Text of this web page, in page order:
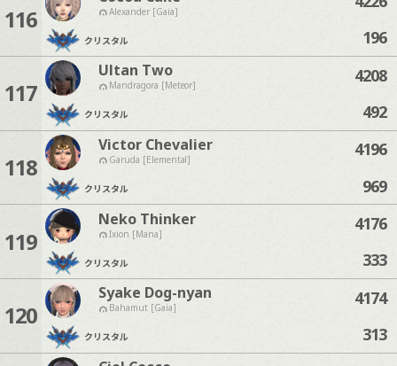
116 Alexander [Gaia]
クリスタル
196
117
Ultan Two
Mandragora [Meteor]
クリスタル
4208
492
118
Victor Chevalier
Garuda [Elemental]
クリスタル
4196
969
119
Neko Thinker
Ixion [Mana]
クリスタル
4176
333
120
Syake Dog-nyan
Bahamut [Gaia]
クリスタル
4174
313